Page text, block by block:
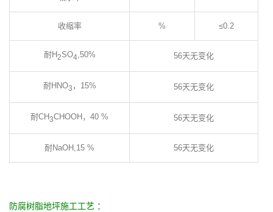
收缩率 % ≤0.2
耐H2SO4,50% 56天无变化
耐HNO3 ，15% 56天无变化
耐CH3CHOOH，40 % 56天无变化
耐NaOH,15 % 56天无变化
防腐树脂地坪施工工艺 ：